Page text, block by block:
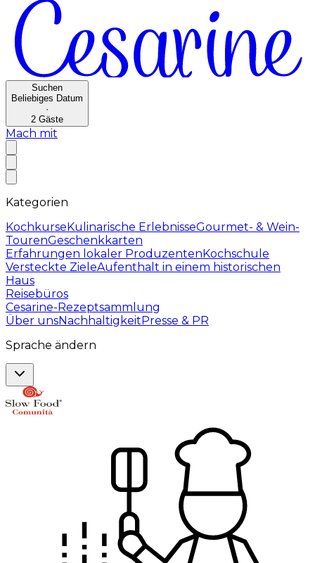
Suchen
Beliebiges Datum
·
2 Gäste
Mach mit
Kategorien
KochkurseKulinarische ErlebnisseGourmet- & Wein-
TourenGeschenkkarten
Erfahrungen lokaler ProduzentenKochschule
Versteckte ZieleAufenthalt in einem historischen
Haus
Reisebüros
Cesarine-Rezeptsammlung
Über unsNachhaltigkeitPresse & PR
Sprache ändern